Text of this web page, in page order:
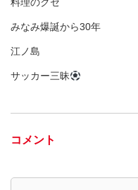
料理のクセ
みなみ爆誕から30年
江ノ島
サッカー三昧
コメント